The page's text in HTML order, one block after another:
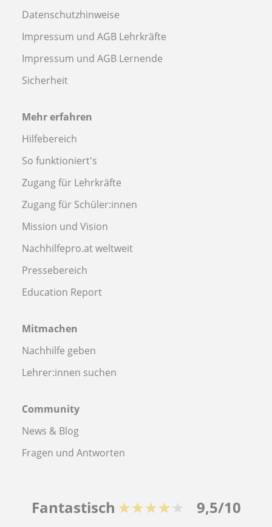
Datenschutzhinweise
Impressum und AGB Lehrkräfte
Impressum und AGB Lernende
Sicherheit
Mehr erfahren
Hilfebereich
So funktioniert's
Zugang für Lehrkräfte
Zugang für Schüler:innen
Mission und Vision
Nachhilfepro.at weltweit
Pressebereich
Education Report
Mitmachen
Nachhilfe geben
Lehrer:innen suchen
Community
News & Blog
Fragen und Antworten
Fantastisch ★★★★★ 9,5/10